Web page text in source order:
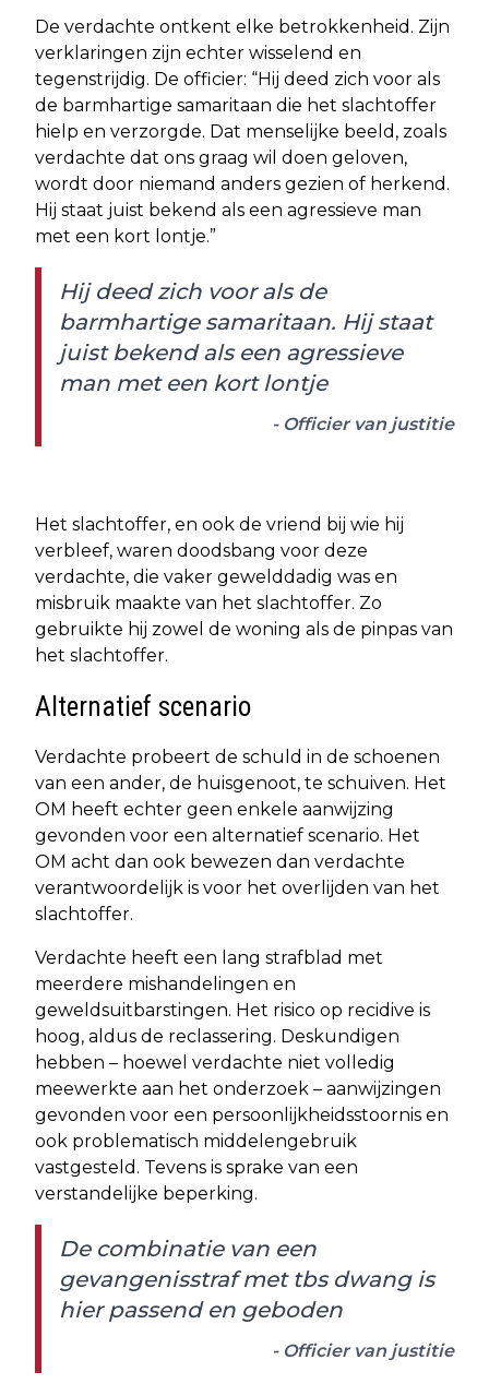
De verdachte ontkent elke betrokkenheid. Zijn
verklaringen zijn echter wisselend en
tegenstrijdig. De officier: “Hij deed zich voor als
de barmhartige samaritaan die het slachtoffer
hielp en verzorgde. Dat menselijke beeld, zoals
verdachte dat ons graag wil doen geloven,
wordt door niemand anders gezien of herkend.
Hij staat juist bekend als een agressieve man
met een kort lontje.”
Hij deed zich voor als de
barmhartige samaritaan. Hij staat
juist bekend als een agressieve
man met een kort lontje
- Officier van justitie
Het slachtoffer, en ook de vriend bij wie hij
verbleef, waren doodsbang voor deze
verdachte, die vaker gewelddadig was en
misbruik maakte van het slachtoffer. Zo
gebruikte hij zowel de woning als de pinpas van
het slachtoffer.
Alternatief scenario
Verdachte probeert de schuld in de schoenen
van een ander, de huisgenoot, te schuiven. Het
OM heeft echter geen enkele aanwijzing
gevonden voor een alternatief scenario. Het
OM acht dan ook bewezen dan verdachte
verantwoordelijk is voor het overlijden van het
slachtoffer.
Verdachte heeft een lang strafblad met
meerdere mishandelingen en
geweldsuitbarstingen. Het risico op recidive is
hoog, aldus de reclassering. Deskundigen
hebben – hoewel verdachte niet volledig
meewerkte aan het onderzoek – aanwijzingen
gevonden voor een persoonlijkheidsstoornis en
ook problematisch middelengebruik
vastgesteld. Tevens is sprake van een
verstandelijke beperking.
De combinatie van een
gevangenisstraf met tbs dwang is
hier passend en geboden
- Officier van justitie